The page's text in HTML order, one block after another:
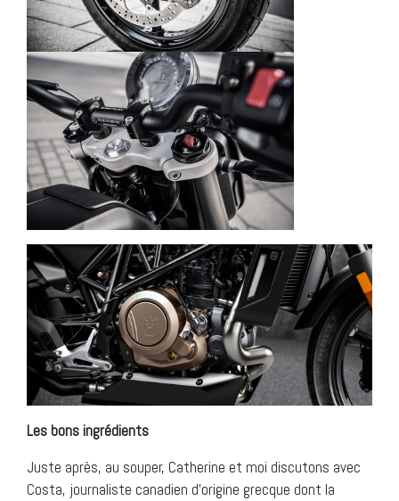
Les bons ingrédients
Juste après, au souper, Catherine et moi discutons avec
Costa, journaliste canadien d’origine grecque dont la